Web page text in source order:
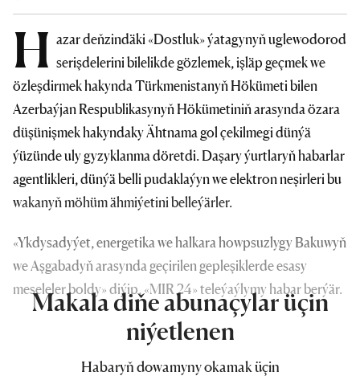
H azar deňzindäki «Dostluk» ýatagynyň uglewodorod
serişdelerini bilelikde gözlemek, işläp geçmek we
özleşdirmek hakynda Türkmenistanyň Hökümeti bilen
Azerbaýjan Respublikasynyň Hökümetiniň arasynda özara
düşünişmek hakyndaky Ähtnama gol çekilmegi dünýä
ýüzünde uly gyzyklanma döretdi. Daşary ýurtlaryň habarlar
agentlikleri, dünýä belli pudaklaýyn we elektron neşirleri bu
wakanyň möhüm ähmiýetini belleýärler.
«Ykdysadyýet, energetika we halkara howpsuzlygy Bakuwyň
we Aşgabadyň arasynda geçirilen gepleşiklerde esasy
meseleler boldy» diýip, «MIR 24» teleýaýlymy habar berýär.
Makala diňe abunaçylar üçin
niýetlenen
Habaryň dowamyny okamak üçin